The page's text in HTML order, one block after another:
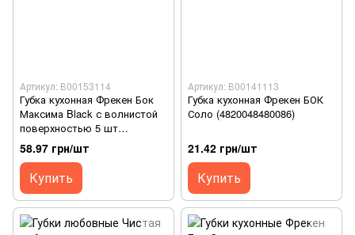
Артикул: В00153114
Губка кухонная Фрекен Бок
Максима Black с волнистой
поверхностью 5 шт
(4823071642346)
58.97 грн/шт
Купить
Артикул: В00141113
Губка кухонная Фрекен БОК
Соло (4820048480086)
21.42 грн/шт
Купить